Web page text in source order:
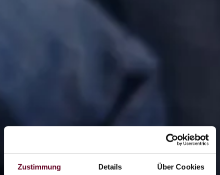
Zustimmung Details Über Cookies